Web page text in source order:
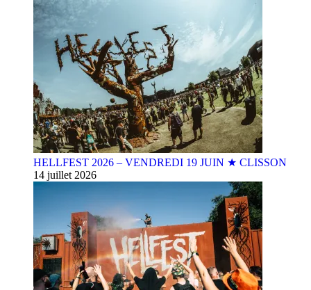
HELLFEST 2026 – VENDREDI 19 JUIN ★ CLISSON
14 juillet 2026